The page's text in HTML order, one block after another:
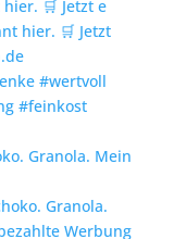
🛒 Jetzt e
Granola. Mein